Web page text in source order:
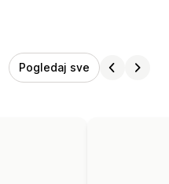
Pogledaj sve